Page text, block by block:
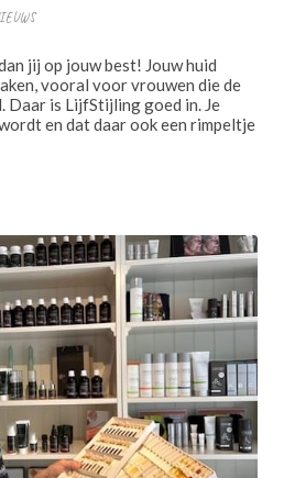
jij op jouw best! Jouw huid
vooral voor vrouwen die de
Daar is LijfStijling goed in. Je
en dat daar ook een rimpeltje